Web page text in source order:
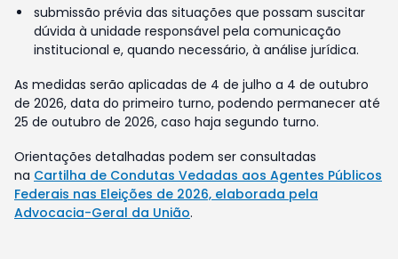
submissão prévia das situações que possam suscitar
dúvida à unidade responsável pela comunicação
institucional e, quando necessário, à análise jurídica.
As medidas serão aplicadas de 4 de julho a 4 de outubro
de 2026, data do primeiro turno, podendo permanecer até
25 de outubro de 2026, caso haja segundo turno.
Orientações detalhadas podem ser consultadas
na Cartilha de Condutas Vedadas aos Agentes Públicos
Federais nas Eleições de 2026, elaborada pela
Advocacia-Geral da União.